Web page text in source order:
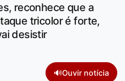
reconhece que a
tricolor é forte,
desistir
🔊Ouvir notícia